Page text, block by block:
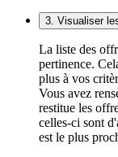
3. Visualiser
La liste des
pertinence.
plus à vos
Vous avez
restitue les
celles-ci sont
est le plus